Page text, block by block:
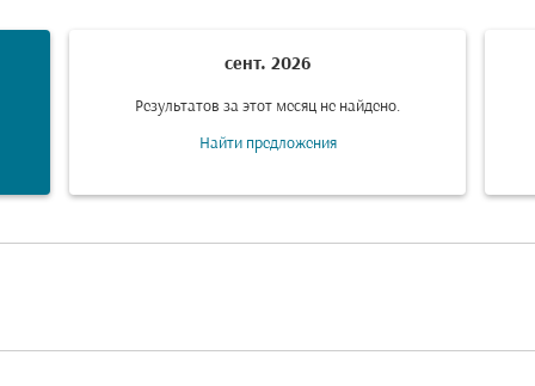
сент. 2026
Результатов за этот месяц не найдено.
Найти предложения
FCO–SLL: cmp-view-offers-
FCO–SLL: cmp-view-offers-
FCO–SLL: cmp-view-
FCO–SLL: cmp-view-
FCO–SLL: cmp-
FCO–SLL: